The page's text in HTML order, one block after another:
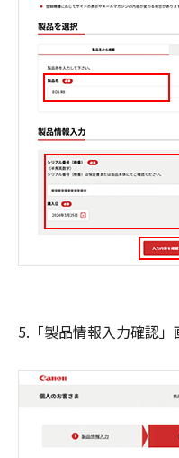
5.「製品情報入力確認